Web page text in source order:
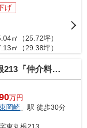
げ
㎡（25.72坪）
㎡（29.38坪）
料無料』新築戸建て
万円
岡崎 」駅 徒歩30分